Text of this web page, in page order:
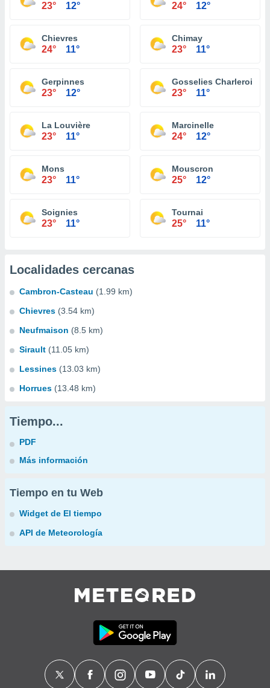
23° 12° 24° 12°
Chievres
24° 11°
Chimay
23° 11°
Gerpinnes
23° 12°
Gosselies Charleroi
23° 11°
La Louvière
23° 11°
Marcinelle
24° 12°
Mons
23° 11°
Mouscron
25° 12°
Soignies
23° 11°
Tournai
25° 11°
Localidades cercanas
Cambron-Casteau (1.99 km)
Chievres (3.54 km)
Neufmaison (8.5 km)
Sirault (11.05 km)
Lessines (13.03 km)
Horrues (13.48 km)
Tiempo...
PDF
Más información
Tiempo en tu Web
Widget de El tiempo
API de Meteorología